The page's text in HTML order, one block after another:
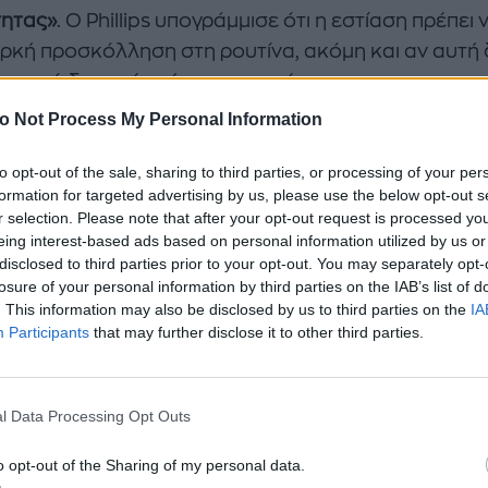
Not Process My Personal Information
opt-out of the sale, sharing to third parties, or processing of your
for targeted advertising by us, please use the below opt-out
selection. Please note that after your opt-out request is processed
interest-based ads based on personal information utilized by us
to third parties prior to your opt-out. You may separately
of your personal information by third parties on the IAB’s list of
This information may also be disclosed by us to third parties on the
Participants that may further disclose it to other third parties.
Data Processing Opt Outs
opt-out of the Sharing of my personal data.
. Ο Phillips υπογράμμισε ότι η εστίαση πρέπει
προσκόλληση στη ρουτίνα, ακόμη και αν αυτή
δομημένη ή προχωρημένη.
ούτε ποδήλατο: Η άσκηση που
των νέων οδηγιών
προσέγγιση βασίζεται σε τρεις κεντρικούς
όσα ξέραμε. Πρώτον, η συχνότητα
πλέον στη στόχευση όλων των βασικών
αντίστασης και οι προπονήσεις στο σπίτι